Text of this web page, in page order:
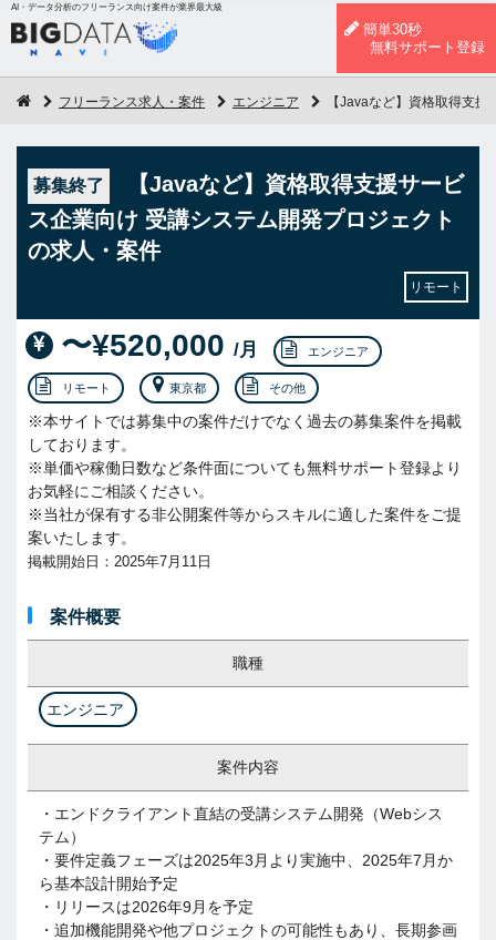
AI・データ分析のフリーランス向け案件が業界最大級
簡単30秒
無料サポート登録
フリーランス求人・案件 エンジニア 【Javaなど】資格取得支
募集終了
【Javaなど】資格取得支援サービ
ス企業向け 受講システム開発プロジェクト
の求人・案件
リモート
〜¥520,000 /月 エンジニア
リモート 東京都 その他
※本サイトでは募集中の案件だけでなく過去の募集案件を掲載
しております。
※単価や稼働日数など条件面についても無料サポート登録より
お気軽にご相談ください。
※当社が保有する非公開案件等からスキルに適した案件をご提
案いたします。
掲載開始日：2025年7月11日
案件概要
職種
エンジニア
案件内容
・エンドクライアント直結の受講システム開発（Webシス
テム）
・要件定義フェーズは2025年3月より実施中、2025年7月か
ら基本設計開始予定
・リリースは2026年9月を予定
・追加機能開発や他プロジェクトの可能性もあり、長期参画